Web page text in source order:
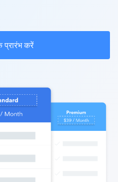
प्रारंभ करें